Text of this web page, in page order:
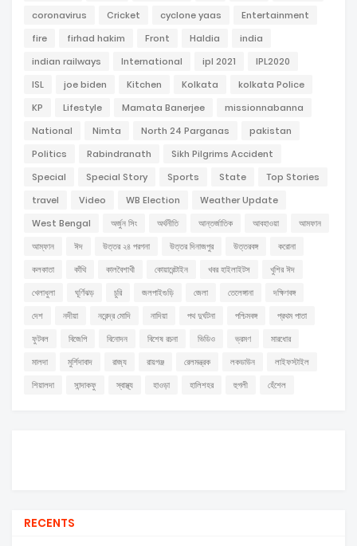
coronavirus Cricket cyclone yaas
Entertainment
fire
firhad hakim Front Haldia
india
indian railways
International ipl 2021
IPL2020
ISL
joe biden Kitchen Kolkata
kolkata Police
KP
Lifestyle Mamata Banerjee
missionnabanna
National
Nimta North 24 Parganas
pakistan
Politics
Rabindranath
Sikh Pilgrims Accident
Special
Special Story Sports State
Top Stories
travel
Video WB Election
Weather Update
West Bengal
অর্জুন সিং অর্থনীতি আন্তর্জাতিক আবহাওয়া
আমফান
আম্ফান
ঈদ উত্তর ২৪ পরগনা উত্তর দিনাজপুর উত্তরবঙ্গ
করোনা
কলকাতা
কাঁথি কালবৈশাখী কোয়ারেন্টাইন খবর হাইলাইটস
খুশির ঈদ
খেলাধুলা
ঘূর্ণিঝড় চুরি জলপাইগুড়ি জেলা তেলেঙ্গানা
দক্ষিণবঙ্গ
দেশ
নদীয়া নরেন্দ্র মোদি নাদিয়া পথ দুর্ঘটনা পশ্চিমবঙ্গ
প্রথম পাতা
ফুটবল
বিজেপি বিনোদন বিশেষ রচনা ভিডিও ভ্রমণ
মারধোর
মালদা
মুর্শিদাবাদ রাজ্য রায়গঞ্জ রেলমন্ত্রক লকডাউন
লাইফস্টাইল
শিয়ালদা
সান্দাকফু স্বাস্থ্য হাওড়া হালিশহর হুগলী হেঁশেল
RECENTS